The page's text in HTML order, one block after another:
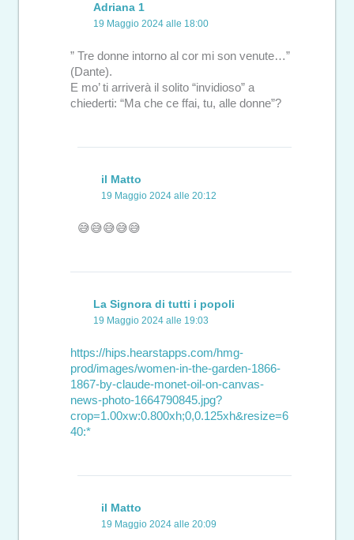
Adriana 1
19 Maggio 2024 alle 18:00
” Tre donne intorno al cor mi son venute…”
(Dante).
E mo’ ti arriverà il solito “invidioso” a
chiederti: “Ma che ce ffai, tu, alle donne”?
il Matto
19 Maggio 2024 alle 20:12
😅😅😅😅😅
La Signora di tutti i popoli
19 Maggio 2024 alle 19:03
https://hips.hearstapps.com/hmg-
prod/images/women-in-the-garden-1866-
1867-by-claude-monet-oil-on-canvas-
news-photo-1664790845.jpg?
crop=1.00xw:0.800xh;0,0.125xh&resize=6
40:*
il Matto
19 Maggio 2024 alle 20:09